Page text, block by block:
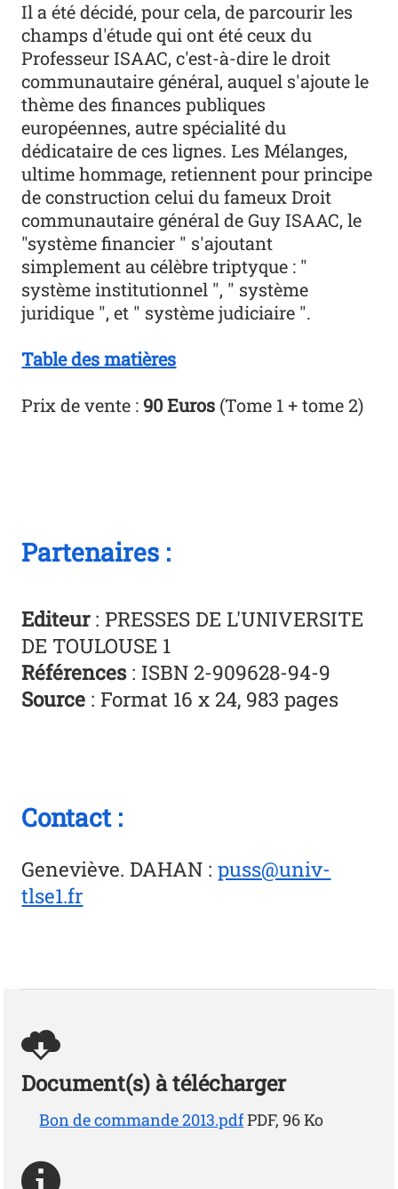
Il a été décidé, pour cela, de parcourir les
champs d'étude qui ont été ceux du
Professeur ISAAC, c'est-à-dire le droit
communautaire général, auquel s'ajoute le
thème des finances publiques
européennes, autre spécialité du
dédicataire de ces lignes. Les Mélanges,
ultime hommage, retiennent pour principe
de construction celui du fameux Droit
communautaire général de Guy ISAAC, le
"système financier " s'ajoutant
simplement au célèbre triptyque : "
système institutionnel ", " système
juridique ", et " système judiciaire ".
Table des matières
Prix de vente :90 Euros (Tome 1 + tome 2)
Partenaires :
Editeur: PRESSES DE L'UNIVERSITE
DE TOULOUSE 1
Références: ISBN 2-909628-94-9
Source : Format 16 x 24, 983 pages
Contact :
Geneviève. DAHAN :puss@univ-
tlse1.fr
Document(s) à télécharger
Bon de commande 2013.pdfPDF, 96 Ko